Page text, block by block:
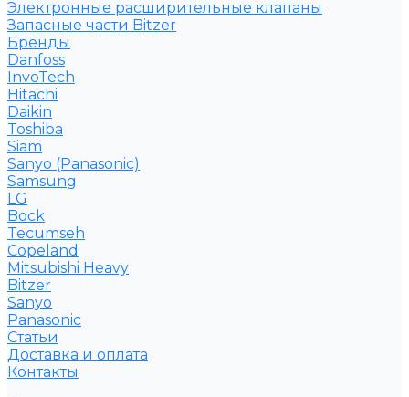
Электронные расширительные клапаны
Запасные части Bitzer
Бренды
Danfoss
InvoTech
Hitachi
Daikin
Toshiba
Siam
Sanyo (Panasonic)
Samsung
LG
Bock
Tecumseh
Copeland
Mitsubishi Heavy
Bitzer
Sanyo
Рanasonic
Статьи
Доставка и оплата
Контакты